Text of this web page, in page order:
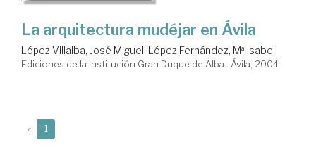
La arquitectura mudéjar en Ávila
López Villalba, José Miguel; López Fernández, Mª Isabel
Ediciones de la Institución Gran Duque de Alba . Ávila, 2004
« 1